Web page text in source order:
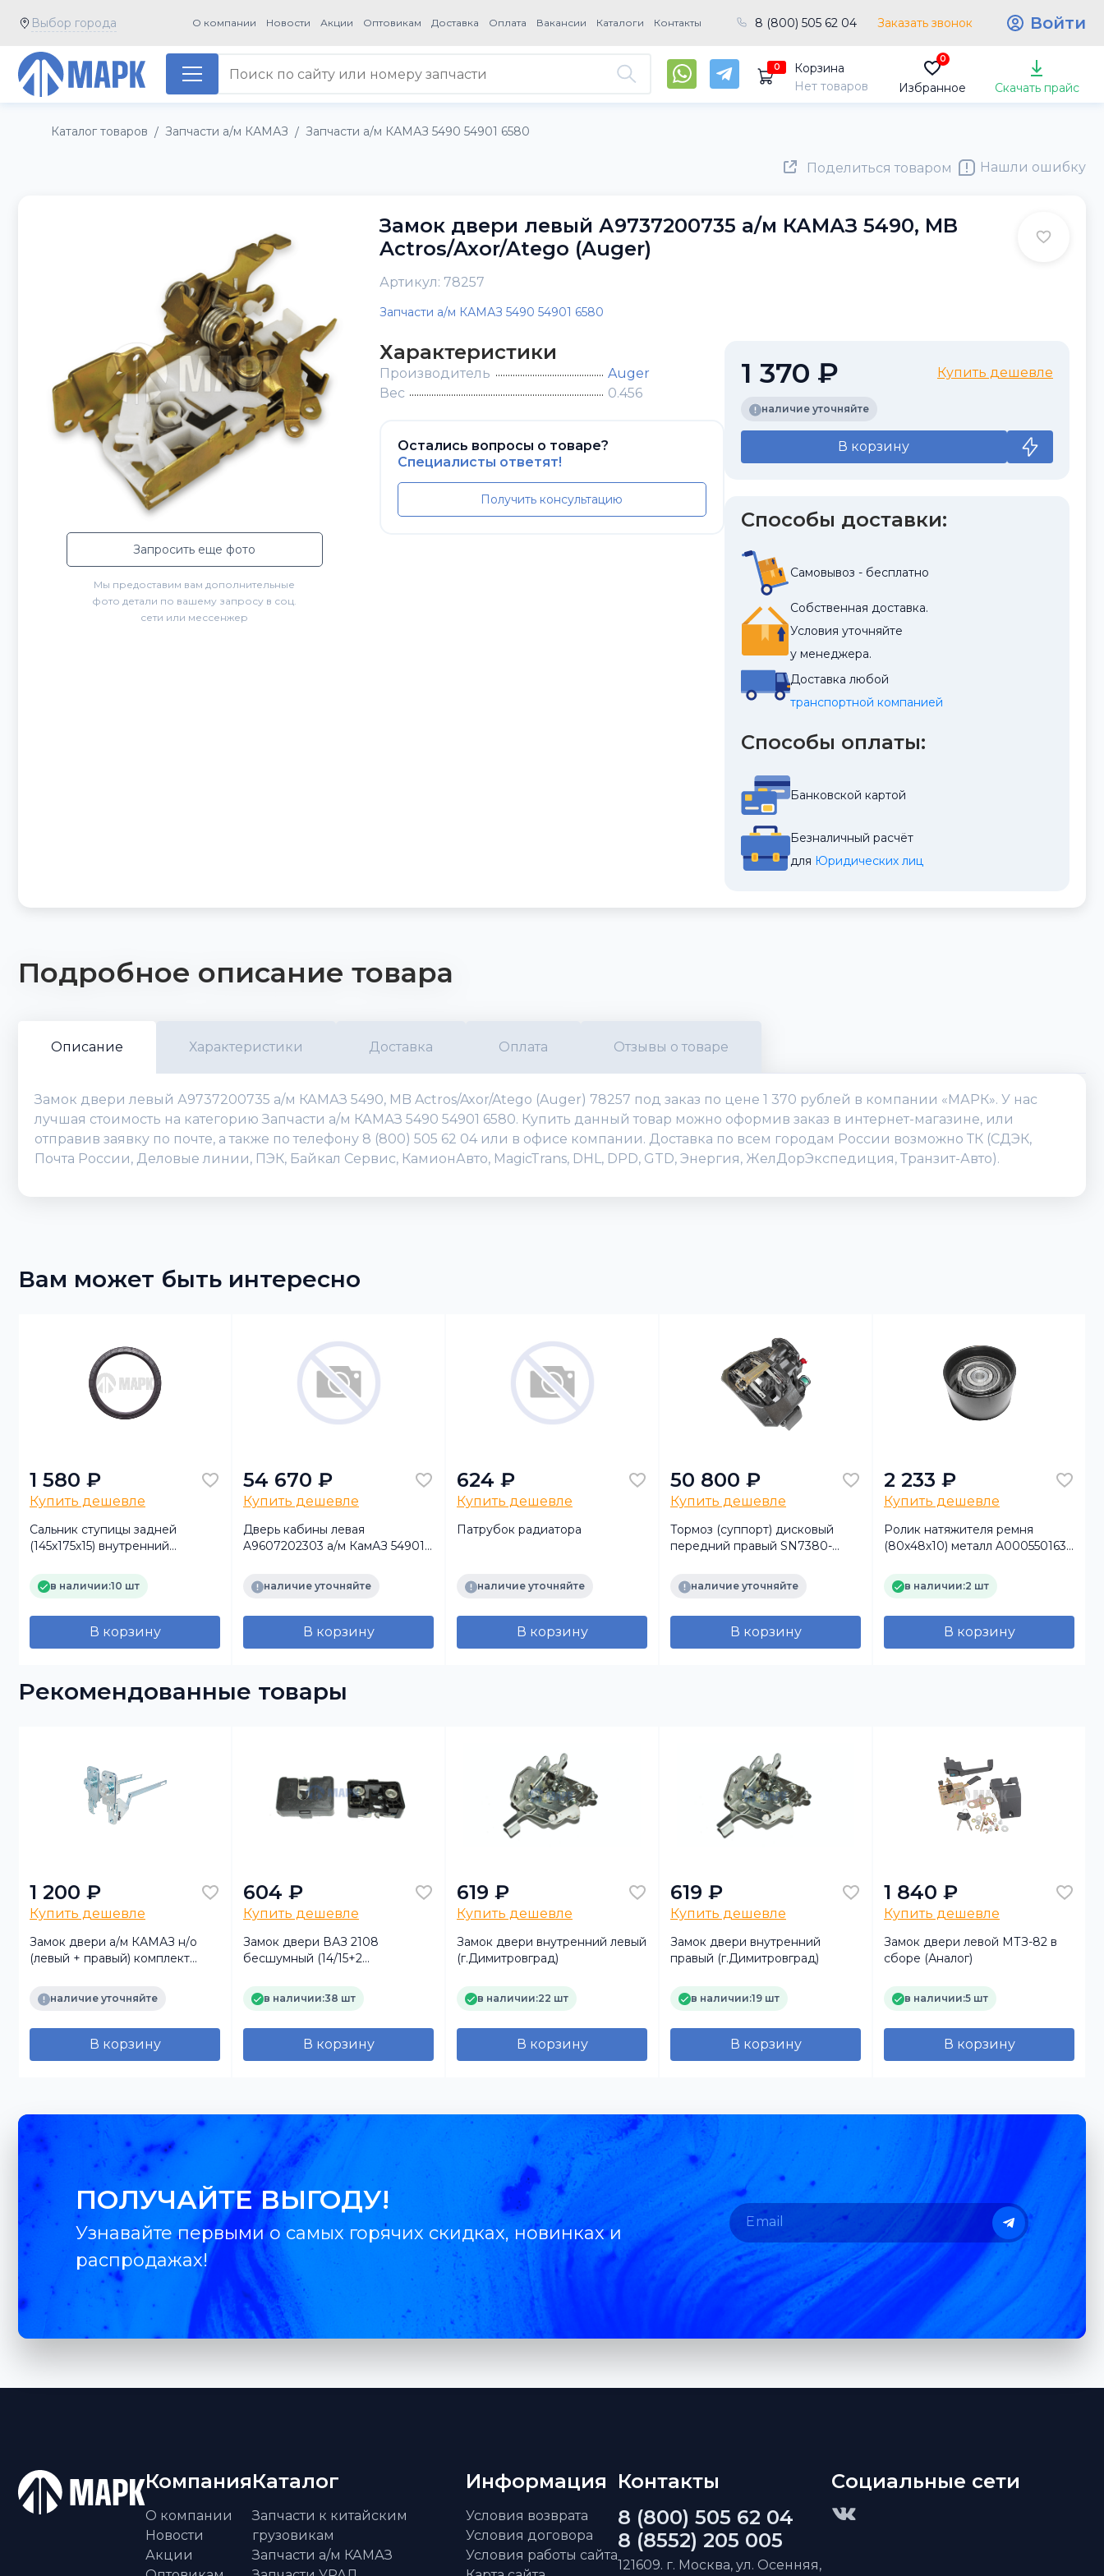
Выбор города О компании Новости Акции Оптовикам Доставка Оплата Вакансии Каталоги Контакты 8 (800) 505 62 04 Заказать звонок Войти
0
Корзина
Нет товаров
0
Избранное Скачать прайс
Каталог товаров / Запчасти а/м КАМАЗ / Запчасти а/м КАМАЗ 5490 54901 6580
Поделиться товаром Нашли ошибку
Запросить еще фото
Мы предоставим вам дополнительные
фото детали по вашему запросу в соц.
сети или мессенжер
Замок двери левый А9737200735 а/м КАМАЗ 5490, MB
Actros/Axor/Atego (Auger)
Артикул: 78257
Запчасти а/м КАМАЗ 5490 54901 6580
Характеристики
Производитель
Auger
Вес
0.456
Остались вопросы о товаре?
Специалисты ответят!
Получить консультацию
1 370 ₽ Купить дешевле
наличие уточняйте
В корзину
Способы доставки:
Самовывоз - бесплатно
Собственная доставка.
Условия уточняйте
у менеджера.
Доставка любой
транспортной компанией
Способы оплаты:
Банковской картой
Безналичный расчёт
для Юридических лиц
Подробное описание товара
Описание Характеристики Доставка Оплата Отзывы о товаре
Замок двери левый А9737200735 а/м КАМАЗ 5490, MB Actros/Axor/Atego (Auger) 78257 под заказ по цене 1 370 рублей в компании «МАРК». У нас
лучшая стоимость на категорию Запчасти а/м КАМАЗ 5490 54901 6580. Купить данный товар можно оформив заказ в интернет-магазине, или
отправив заявку по почте, а также по телефону 8 (800) 505 62 04 или в офисе компании. Доставка по всем городам России возможно ТК (СДЭК,
Почта России, Деловые линии, ПЭК, Байкал Сервис, КамионАвто, MagicTrans, DHL, DPD, GTD, Энергия, ЖелДорЭкспедиция, Транзит-Авто).
Вам может быть интересно
1 580 ₽
Купить дешевле
Сальник ступицы задней
(145х175х15) внутренний
MB (Auger)
в наличии:10 шт
В корзину
54 670 ₽
Купить дешевле
Дверь кабины левая
A9607202303 а/м КамАЗ 54901/
наличие уточняйте
В корзину
624 ₽
Купить дешевле
Патрубок радиатора
наличие уточняйте
В корзину
50 800 ₽
Купить дешевле
Тормоз (суппорт) дисковый
передний правый SN7380-
наличие уточняйте
В корзину
2 233 ₽
Купить дешевле
Ролик натяжителя ремня
(80х48х10) металл A0005501633
5490, MB (Auger)
в наличии:2 шт
В корзину
Рекомендованные товары
1 200 ₽
Купить дешевле
Замок двери а/м КАМАЗ н/о
(левый + правый) комплект
наличие уточняйте
В корзину
604 ₽
Купить дешевле
Замок двери ВАЗ 2108
бесшумный (14/15+2
в наличии:38 шт
В корзину
619 ₽
Купить дешевле
Замок двери внутренний левый
(г.Димитровград)
в наличии:22 шт
В корзину
619 ₽
Купить дешевле
Замок двери внутренний
правый (г.Димитровград)
в наличии:19 шт
В корзину
1 840 ₽
Купить дешевле
Замок двери левой МТЗ-82 в
сборе (Аналог)
в наличии:5 шт
В корзину
ПОЛУЧАЙТЕ ВЫГОДУ!
Узнавайте первыми о самых горячих скидках, новинках и
распродажах!
Компания
О компании
Новости
Акции
Каталог
Запчасти к китайским
грузовикам
Запчасти а/м КАМАЗ
Информация
Условия возврата
Условия договора
Условия работы сайта
Контакты
8 (800) 505 62 04
8 (8552) 205 005
121609. г. Москва, ул. Осенняя,
Социальные сети